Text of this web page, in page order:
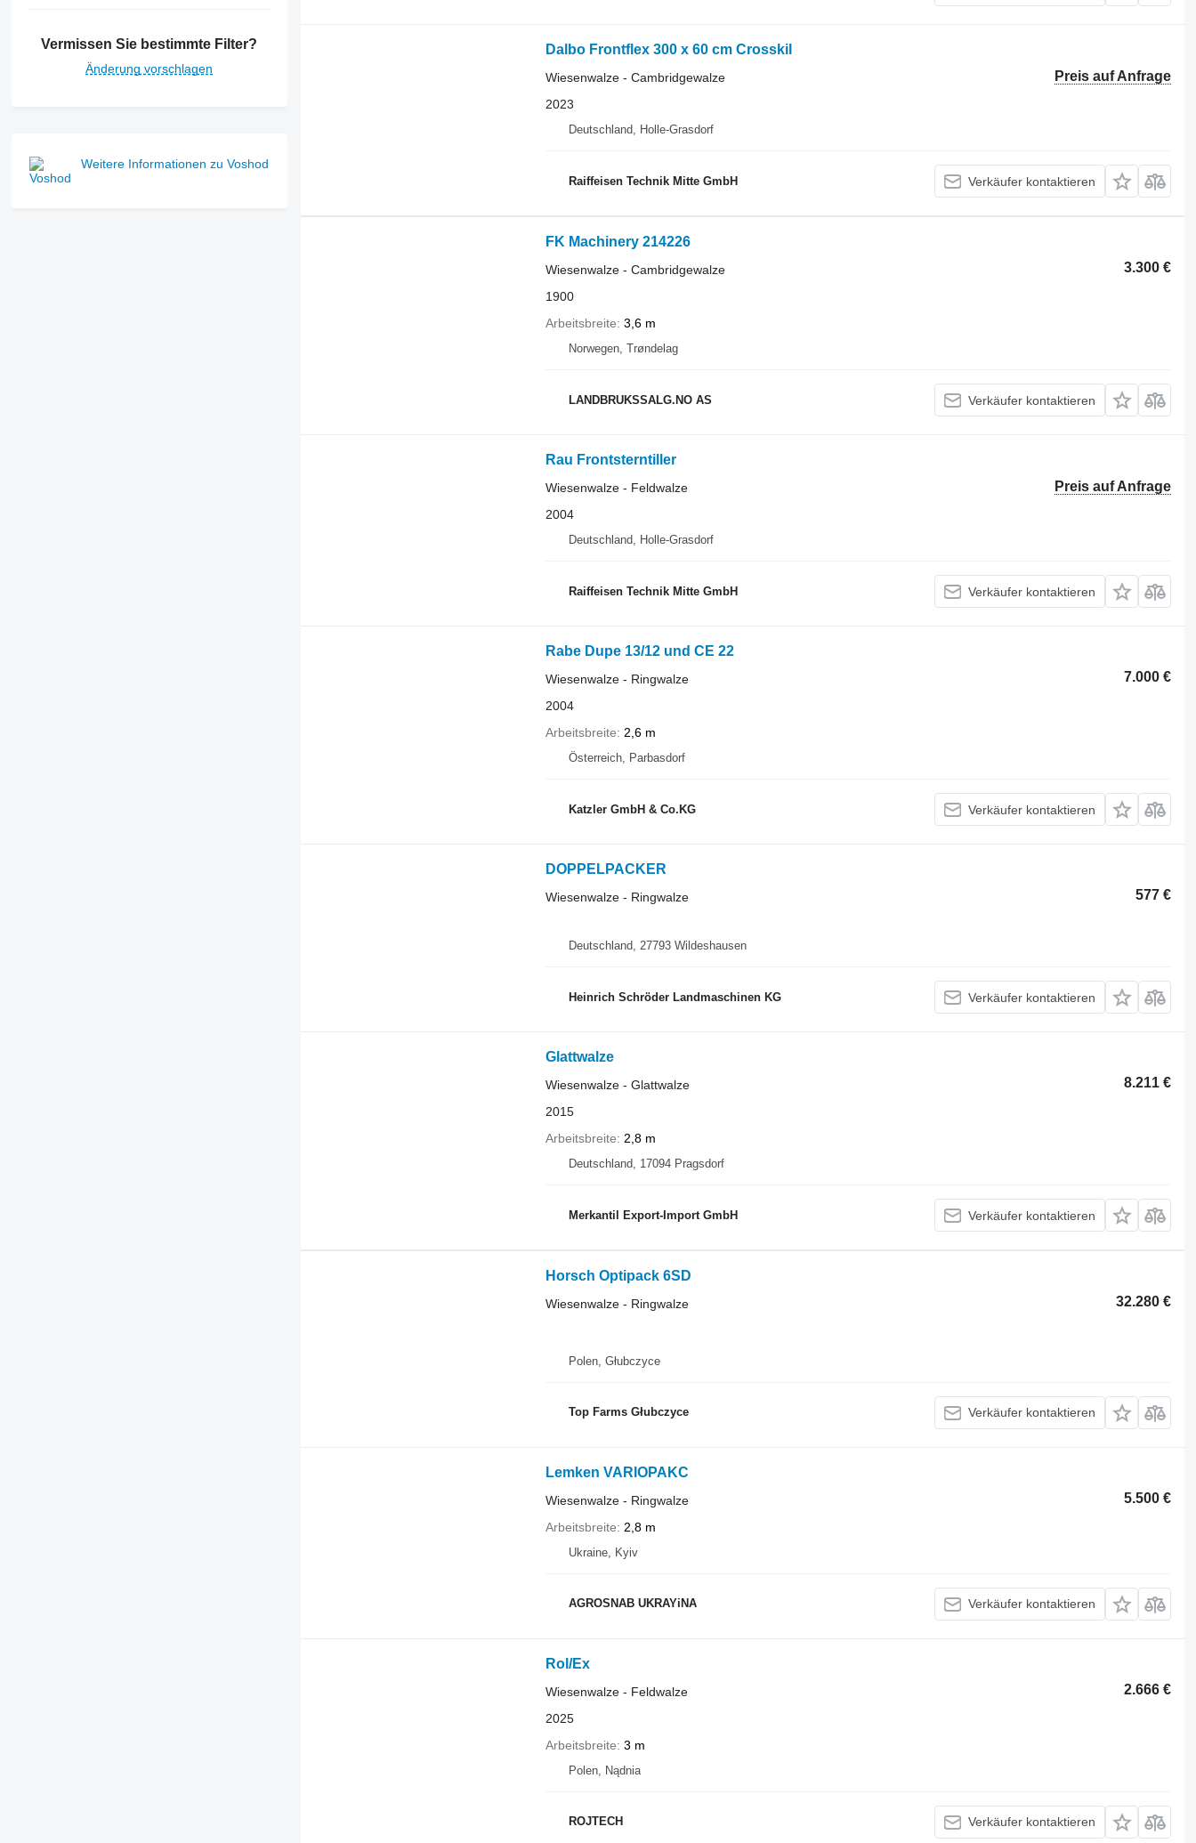
Vermissen Sie bestimmte Filter?
Änderung vorschlagen
Weitere Informationen zu Voshod
Dalbo Frontflex 300 x 60 cm Crosskil
Preis auf Anfrage
Wiesenwalze - Cambridgewalze
2023
Deutschland, Holle-Grasdorf
Raiffeisen Technik Mitte GmbH Verkäufer kontaktieren
FK Machinery 214226
3.300 €
Wiesenwalze - Cambridgewalze
1900
Arbeitsbreite 3,6 m
Norwegen, Trøndelag
LANDBRUKSSALG.NO AS Verkäufer kontaktieren
Rau Frontsterntiller
Preis auf Anfrage
Wiesenwalze - Feldwalze
2004
Deutschland, Holle-Grasdorf
Raiffeisen Technik Mitte GmbH Verkäufer kontaktieren
Rabe Dupe 13/12 und CE 22
7.000 €
Wiesenwalze - Ringwalze
2004
Arbeitsbreite
2,6 m
Österreich, Parbasdorf
Katzler GmbH & Co.KG Verkäufer kontaktieren
DOPPELPACKER
577 €
Wiesenwalze - Ringwalze
Deutschland, 27793 Wildeshausen
Heinrich Schröder Landmaschinen KG Verkäufer kontaktieren
Glattwalze
8.211 €
Wiesenwalze - Glattwalze
2015
Arbeitsbreite
2,8 m
Deutschland, 17094 Pragsdorf
Merkantil Export-Import GmbH Verkäufer kontaktieren
Horsch Optipack 6SD
32.280 €
Wiesenwalze - Ringwalze
Polen, Głubczyce
Top Farms Głubczyce Verkäufer kontaktieren
Lemken VARIOPAKC
5.500 €
Wiesenwalze - Ringwalze
Arbeitsbreite
2,8 m
Ukraine, Kyiv
AGROSNAB UKRAYiNA Verkäufer kontaktieren
Rol/Ex
2.666 €
Wiesenwalze - Feldwalze
2025
Arbeitsbreite 3 m
Polen, Nądnia
ROJTECH Verkäufer kontaktieren